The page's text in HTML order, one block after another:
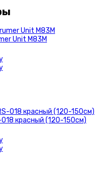
Unit M83M
018 красный (120-150см)